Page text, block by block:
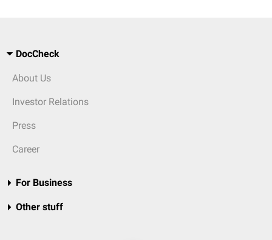
DocCheck
About Us
Investor Relations
Press
Career
For Business
Other stuff